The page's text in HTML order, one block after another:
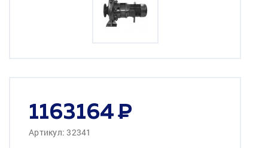
1163164
Артикул: 32341